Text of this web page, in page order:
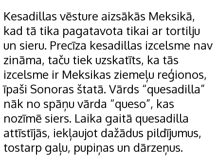
Kesadillas vēsture aizsākās Meksikā,
kad tā tika pagatavota tikai ar tortilju
un sieru. Precīza kesadillas izcelsme nav
zināma, taču tiek uzskatīts, ka tās
izcelsme ir Meksikas ziemeļu reģionos,
īpaši Sonoras štatā. Vārds “quesadilla”
nāk no spāņu vārda “queso”, kas
nozīmē siers. Laika gaitā quesadilla
attīstījās, iekļaujot dažādus pildījumus,
tostarp gaļu, pupiņas un dārzeņus.